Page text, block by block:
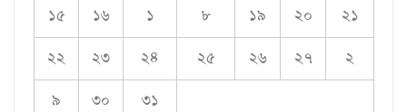
১৫ ১৬ ১ ৮ ১৯ ২০ ২১
২২ ২৩ ২৪ ২৫ ২৬ ২৭ ২
৯ ৩০ ৩১